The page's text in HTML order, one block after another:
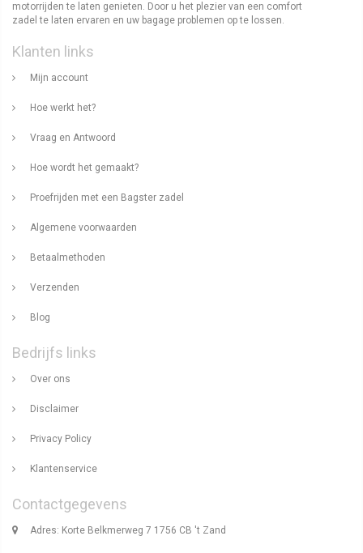
motorrijden te laten genieten. Door u het plezier van een comfort
zadel te laten ervaren en uw bagage problemen op te lossen.
Klanten links
Mijn account
Hoe werkt het?
Vraag en Antwoord
Hoe wordt het gemaakt?
Proefrijden met een Bagster zadel
Algemene voorwaarden
Betaalmethoden
Verzenden
Blog
Bedrijfs links
Over ons
Disclaimer
Privacy Policy
Klantenservice
Contactgegevens
Adres: Korte Belkmerweg 7 1756 CB 't Zand